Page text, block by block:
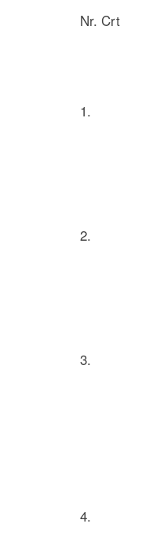
Nr. Crt
1.
2.
3.
4.